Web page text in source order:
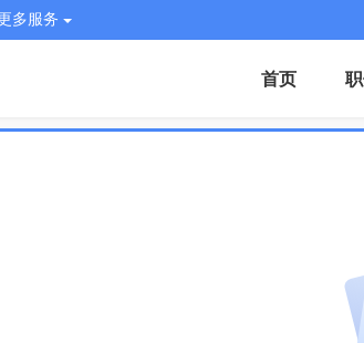
多服务
首页